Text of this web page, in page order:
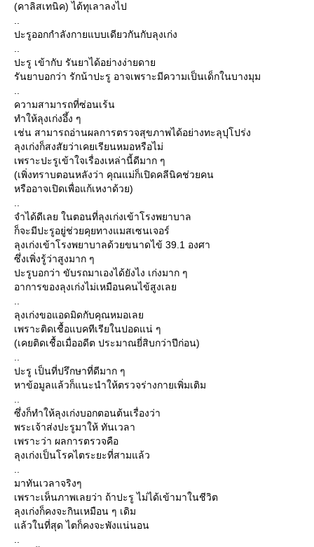
(คาลิสเทนิค) ได้ทุเลาลงไป
ปะรูออกกำลังกายแบบเดียวกันกับลุงเก่ง
ปะรู เข้ากับ รันยาได้อย่างง่ายดาย
รันยาบอกว่า รักน้าปะรู อาจเพราะมีความเป็นเด็กในบางมุม
ความสามารถที่ซ่อนเร้น
ทำให้ลุงเก่งอึ้ง ๆ
เช่น สามารถอ่านผลการตรวจสุขภาพได้อย่างทะลุปุโปร่ง
ลุงเก่งก็สงสัยว่าเคยเรียนหมอหรือไม่
เพราะปะรูเข้าใจเรื่องเหล่านี้ดีมาก ๆ
(เพิ่งทราบตอนหลังว่า คุณแม่ก็เปิดคลีนิคช่วยคน
หรืออาจเปิดเพื่อแก้เหงาด้วย)
จำได้ดีเลย ในตอนที่ลุงเก่งเข้าโรงพยาบาล
ก็จะมีปะรูอยู่ช่วยคุยทางแมสเซนเจอร์
ลุงเก่งเข้าโรงพยาบาลด้วยขนาดไข้ 39.1 องศา
ซึ่งเพิ่งรู้ว่าสูงมาก ๆ
ปะรูบอกว่า ขับรถมาเองได้ยังไง เก่งมาก ๆ
อาการของลุงเก่งไม่เหมือนคนไข้สูงเลย
ลุงเก่งขอแอดมิดกับคุณหมอเลย
เพราะติดเชื้อแบคทีเรียในปอดแน่ ๆ
(เคยติดเชื้อเมื่ออดีต ประมาณยี่สิบกว่าปีก่อน)
ปะรู เป็นที่ปรึกษาที่ดีมาก ๆ
หาข้อมูลแล้วก็แนะนำให้ตรวจร่างกายเพิ่มเติม
ซึ่งก็ทำให้ลุงเก่งบอกตอนต้นเรื่องว่า
พระเจ้าส่งปะรูมาให้ ทันเวลา
เพราะว่า ผลการตรวจคือ
ลุงเก่งเป็นโรคไตระยะที่สามแล้ว
มาทันเวลาจริงๆ
เพราะเห็นภาพเลยว่า ถ้าปะรู ไม่ได้เข้ามาในชีวิต
ลุงเก่งก็คงจะกินเหมือน ๆ เดิม
แล้วในที่สุด ไตก็คงจะพังแน่นอน